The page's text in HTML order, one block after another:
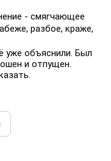
- смягчающее
разбое, краже,
уже объяснили. Был
и отпущен.